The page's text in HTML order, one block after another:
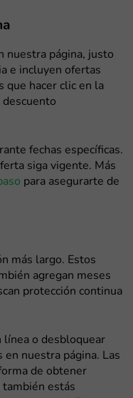
nuestra página, justo
e incluyen ofertas
que hacer clic en la
descuento
fechas específicas.
siga vigente. Más
para asegurarte de
más largo. Estos
agregan meses
protección continua
línea o desbloquear
nuestra página. Las
de obtener
también estás